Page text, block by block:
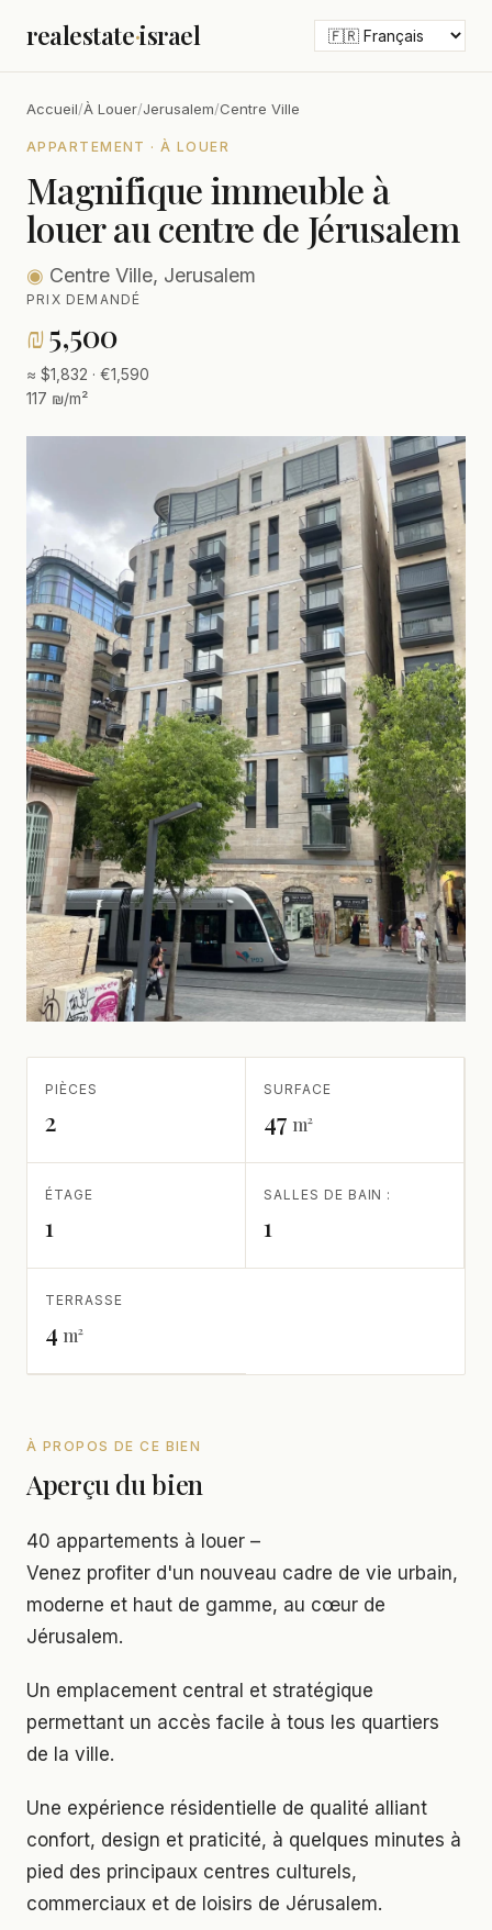
realestate·israel
Accueil/À Louer/Jerusalem/Centre Ville
APPARTEMENT · À LOUER
Magnifique immeuble à
louer au centre de Jérusalem
◉ Centre Ville, Jerusalem
PRIX DEMANDÉ
₪5,500
≈ $1,832 · €1,590
117 ₪/m²
PIÈCES
2
SURFACE
47 m²
ÉTAGE
1
SALLES DE BAIN :
1
TERRASSE
4 m²
À PROPOS DE CE BIEN
Aperçu du bien
40 appartements à louer –
Venez profiter d'un nouveau cadre de vie urbain,
moderne et haut de gamme, au cœur de
Jérusalem.
Un emplacement central et stratégique
permettant un accès facile à tous les quartiers
de la ville.
Une expérience résidentielle de qualité alliant
confort, design et praticité, à quelques minutes à
pied des principaux centres culturels,
commerciaux et de loisirs de Jérusalem.